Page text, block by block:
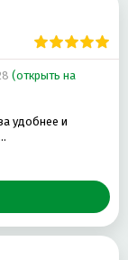
(открыть на
удобнее и